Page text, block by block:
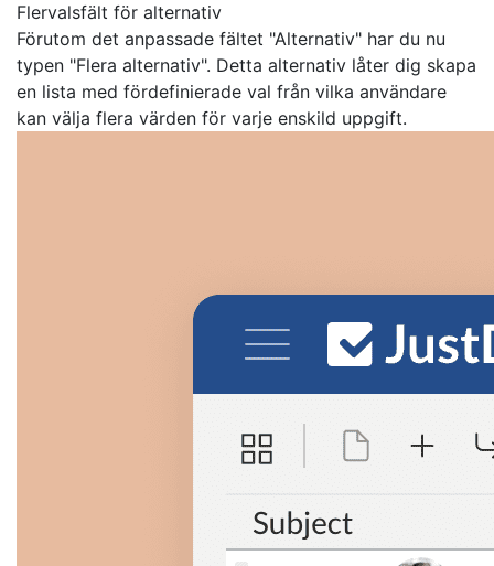
Flervalsfält för alternativ
Förutom det anpassade fältet "Alternativ" har du nu
typen "Flera alternativ". Detta alternativ låter dig skapa
en lista med fördefinierade val från vilka användare
kan välja flera värden för varje enskild uppgift.